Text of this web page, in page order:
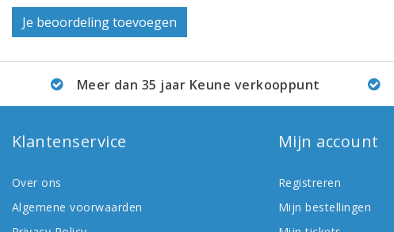
Je beoordeling toevoegen
Meer dan 35 jaar Keune verkooppunt
Klantenservice
Over ons
Algemene voorwaarden
Mijn account
Registreren
Mijn bestellingen